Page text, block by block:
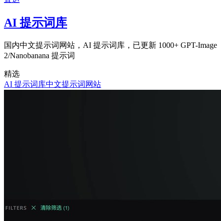
AI 提示词库
国内中文提示词网站，AI 提示词库，已更新 1000+ GPT-Image
2/Nanobanana 提示词
精选
AI 提示词库中文提示词网站